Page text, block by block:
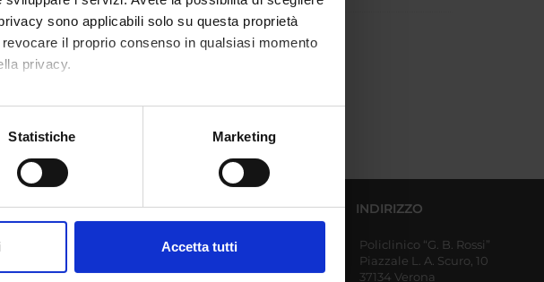
sono applicabili solo su questa proprietà
il proprio consenso in qualsiasi momento
privacy.
di qualche metro,
sui cookie.
Statistiche Marketing
Accetta tutti
DIPARTIMENTI AFFERENTI
Diagnostica e Sanità
INDIRIZZO
Policlinico “G. B. Rossi”
Piazzale L. A. Scuro, 10
37134 Verona